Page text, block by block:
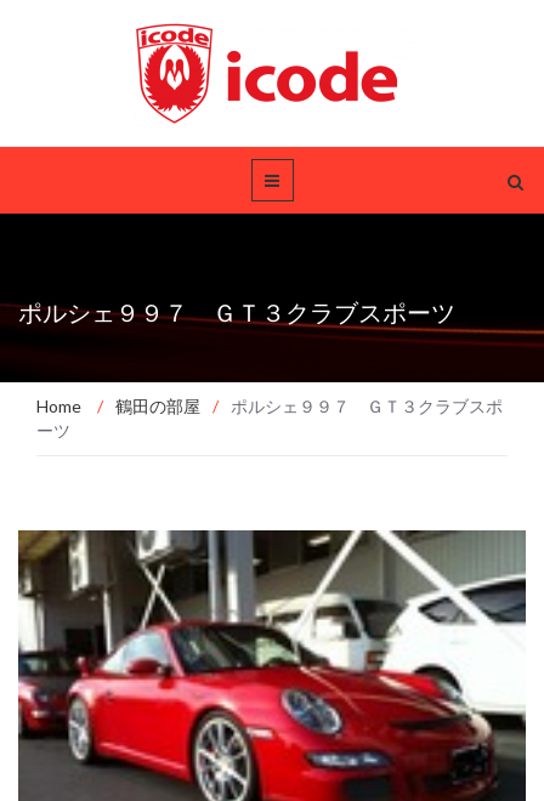
ポルシェ９９７ ＧＴ３クラブスポーツ
Home / 鶴田の部屋 /
ポルシェ９９７ ＧＴ３クラブスポ
ーツ